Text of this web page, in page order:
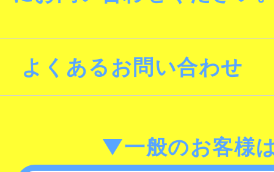
よくあるお問い合わせ
▼一般のお客様